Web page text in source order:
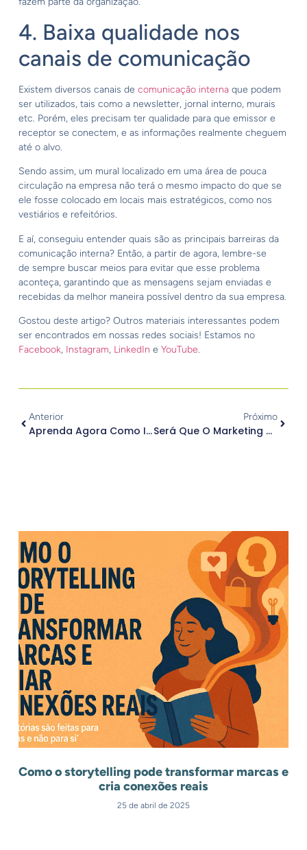
4. Baixa qualidade nos
canais de comunicação
Existem diversos canais de comunicação internaque podem
ser utilizados, tais como a newsletter, jornal interno, murais
etc. Porém, eles precisam ter qualidade para que emissor e
receptor se conectem, e as informações realmente cheguem
até o alvo.
Sendo assim, um mural localizado em uma área de pouca
circulação na empresa não terá o mesmo impacto do que se
ele fosse colocado em locais mais estratégicos, como nos
vestiários e refeitórios.
E aí, conseguiu entender quais são as principais barreiras da
comunicação interna? Então, a partir de agora, lembre-se
de sempre buscar meios para evitar que esse problema
aconteça, garantindo que as mensagens sejam enviadas e
recebidas da melhor maneira possível dentro da sua empresa.
Gostou deste artigo? Outros materiais interessantes podem
ser encontrados em nossas redes sociais! Estamos no
Facebook, Instagram, LinkedIn e YouTube.
Anterior
Aprenda Agora Como Identificar O Diferencial Competitivo Do Seu Negócio
Próximo
Será Que O Marketing Boca A Boca Ainda Funciona?
Outros Posts.
Como o storytelling pode transformar marcas e
cria conexões reais
25 de abril de 2025